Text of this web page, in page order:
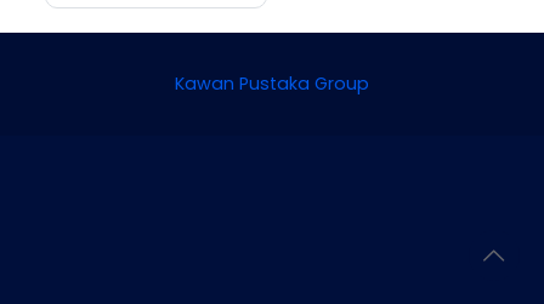
Kawan Pustaka Group